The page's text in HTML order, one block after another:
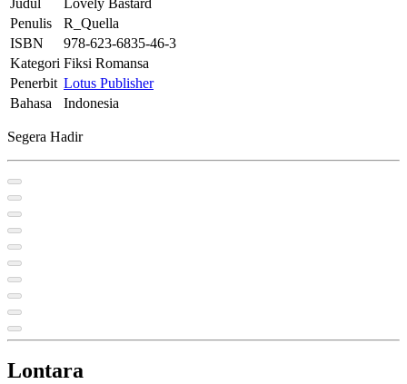
Penulis
R_Quella
ISBN
978-623-6835-46-3
Kategori Fiksi Romansa
Penerbit Lotus Publisher
Bahasa
Indonesia
Segera Hadir
Lontara